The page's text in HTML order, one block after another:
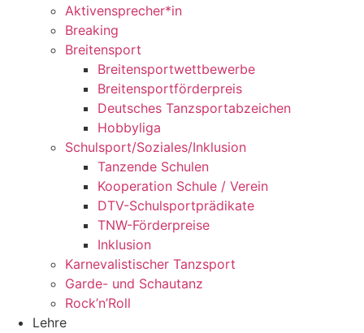
Aktivensprecher*in
Breaking
Breitensport
Breitensportwettbewerbe
Breitensportförderpreis
Deutsches Tanzsportabzeichen
Hobbyliga
Schulsport/Soziales/Inklusion
Tanzende Schulen
Kooperation Schule / Verein
DTV-Schulsportprädikate
TNW-Förderpreise
Inklusion
Karnevalistischer Tanzsport
Garde- und Schautanz
Rock’n’Roll
Lehre